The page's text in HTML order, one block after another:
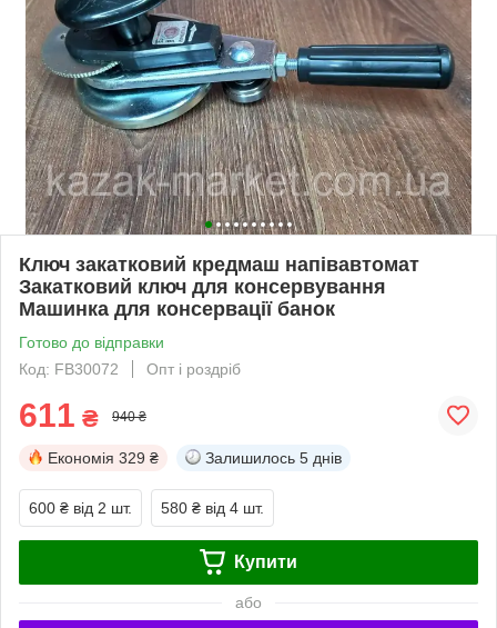
Ключ закатковий кредмаш напівавтомат
Закатковий ключ для консервування
Машинка для консервації банок
Готово до відправки
Код: FB30072
Опт і роздріб
611 ₴ 940 ₴
Економія 329 ₴ Залишилось 5 днів
600 ₴ від 2 шт. 580 ₴ від 4 шт.
Купити
або